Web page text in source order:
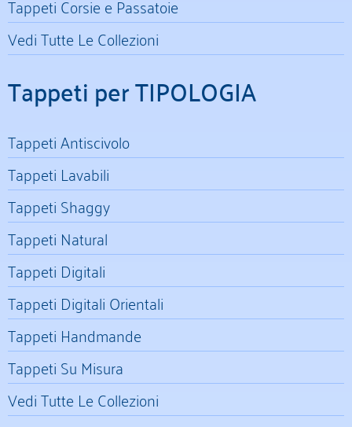
Tappeti Corsie e Passatoie
Vedi Tutte Le Collezioni
Tappeti per TIPOLOGIA
Tappeti Antiscivolo
Tappeti Lavabili
Tappeti Shaggy
Tappeti Natural
Tappeti Digitali
Tappeti Digitali Orientali
Tappeti Handmande
Tappeti Su Misura
Vedi Tutte Le Collezioni